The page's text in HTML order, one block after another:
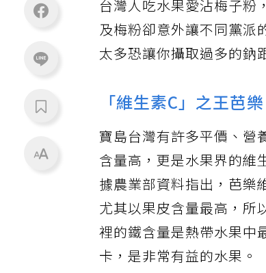
台灣人吃水果愛沾梅子
及梅粉卻意外讓不同黨派
太多恐讓你攝取過多的鈉
「維生素C」之王芭
寶島台灣有許多平價、營
含量高，更是水果界的
據農業部資料指出，芭樂
尤其以果皮含量最高，所
裡的鐵含量是熱帶水果中
卡，是非常有益的水果。